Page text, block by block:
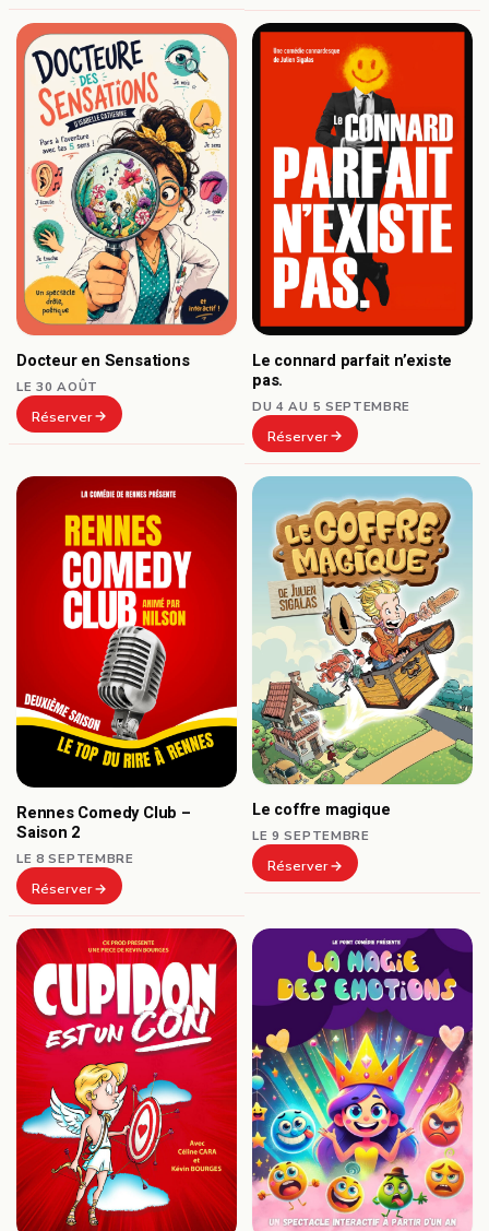
Docteur en Sensations
LE 30 AOÛT
Réserver
Le connard parfait n’existe
pas.
DU 4 AU 5 SEPTEMBRE
Réserver
Rennes Comedy Club –
Saison 2
LE 8 SEPTEMBRE
Réserver
Le coffre magique
LE 9 SEPTEMBRE
Réserver